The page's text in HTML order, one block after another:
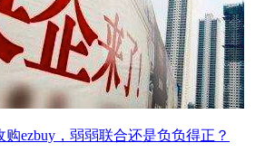
ezbuy，弱弱联合还是负负得正？